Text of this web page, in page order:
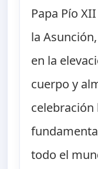
Papa Pío
la
en la
cuerpo y
todo el